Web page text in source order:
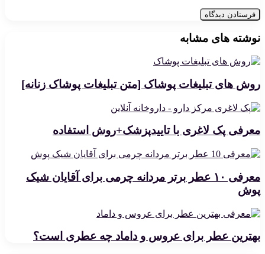
نوشته های مشابه
روش های تبلیغات پوشاک [متن تبلیغات پوشاک زنانه]
معرفی پک لاغری با تاییدپزشک+روش استفاده
معرفی ۱۰ عطر برتر مردانه چرمی برای آقایان شیک
پوش
بهترین عطر برای عروس و داماد چه عطری است؟